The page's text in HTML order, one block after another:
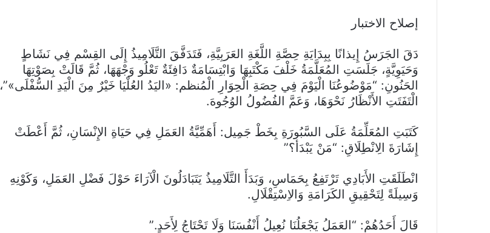
إصلاح الاختبار
دَقَ الجَرَسُ إِيذانًا بِبِدَايَةِ حِصَّةِ اللَّغَةِ العَرَبِيَّةِ، فَتَدَفَّقَ التَّلَامِيذُ إِلَى القِسْم فِي نَشَاطٍ
وَحَيَوِيَّةٍ، جَلَسَتِ المُعَلَّمَةُ خَلْفَ مَكْتَبِهَا وَابْتِسَامَةٌ دَافِئَةٌ تَعْلُو وَجْهَهَا، ثُمَّ قَالَتْ بِصَوْتِهَا
الحَنُونِ: “مَوْضُوعُنَا الْيَوْمَ فِي حِصَةِ الْحِوَارِ الْمُنظم: «اليَدُ العُلْيَا خَيْرٌ مِنَ الْيَدِ السُّفْلَى»”،
الْتَفَتَتِ الأَنْظَارُ نَحْوَهَا، وَعَمَّ الفُضُولُ الوُجُوهَ.
كَتَبَتِ المُعَلِّمَةُ عَلَى السَّبُورَةِ بِخَطْ جَمِيل: أَهَمِّيَّةُ العَمَلِ فِي حَيَاةِ الإِنْسَانِ، ثُمَّ أَعْطَتْ
إِشَارَةَ الِانْطِلَاقِ: “مَنْ يَبْدَأ؟”
انْطَلَقَتِ الأَبَادِي تَرْتَفِعُ بِحَمَاسِ، وَبَدَأَ التَّلَامِيذُ يَتَبَادَلُونَ الْآرَاءَ حَوْلَ فَضْلِ العَمَلِ، وَكَوْنِهِ
وَسِيلَةً لِتَحْقِيقِ الكَرَامَةِ وَالاِسْتِقْلَالِ.
قَالَ أَحَدُهُمْ: “العَمَلُ يَجْعَلُنَا نُعِيلُ أَنْفُسَنَا وَلَا تَحْتَاجُ لِأَحَدٍ.”